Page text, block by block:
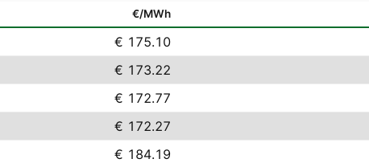
€/MWh
€ 175.10
€ 173.22
€ 172.77
€ 172.27
€ 184.19